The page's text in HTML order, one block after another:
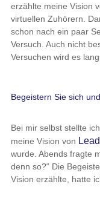
erzählte meine Vision
virtuellen Zuhörern.
schon nach ein paar
Versuch. Auch nicht
Versuchen wird es
Begeistern Sie sich
Bei mir selbst stellte
meine Vision von
wurde. Abends fragte
denn so?“ Die
Vision erzählte, hatte